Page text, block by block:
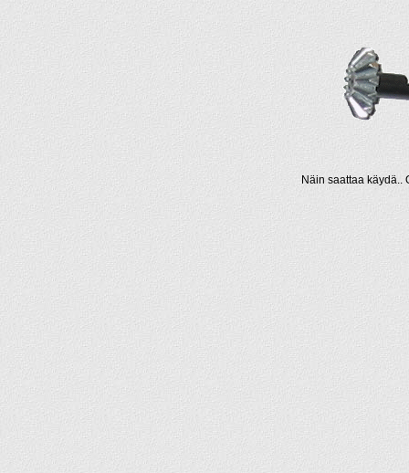
Näin saattaa käydä..